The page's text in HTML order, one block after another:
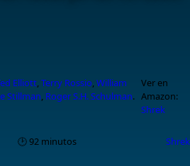
Elliott,Terry Rossio,William
Stillman, Roger S.H. Schulman.
Ver en
Amazon:
Shrek
🕑 92 minutos Shrek